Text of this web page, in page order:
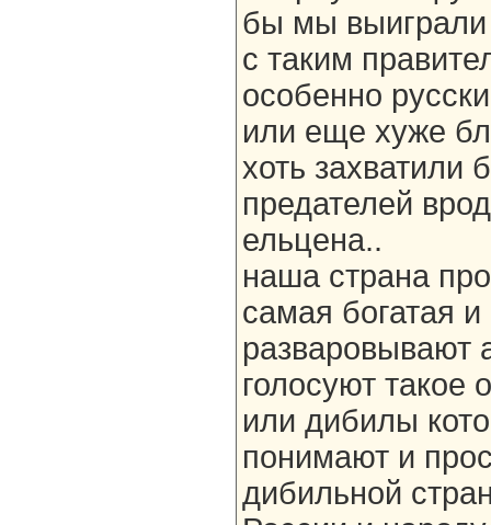
бы мы
с таким
особенно
или еще хуже
хоть захватили
предателей
ельцена..
наша страна
самая богатая
разваровывают
голосуют
или дибилы
понимают и
дибильной